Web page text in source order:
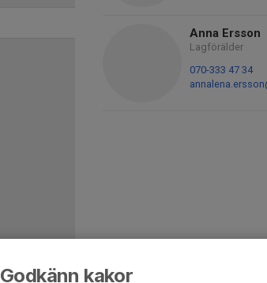
Anna Ersson
Lagförälder
070-333 47 34
Godkänn kakor